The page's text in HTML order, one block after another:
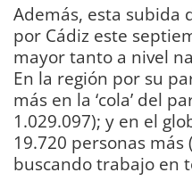
Además, esta subida
por Cádiz este
mayor tanto a nivel
En la región por su
más en la ‘cola’ del
1.029.097); y en el
19.720 personas
buscando trabajo en